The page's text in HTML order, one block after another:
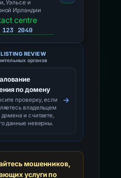
Уэльсе и
Ирландии
centre
123 2040
REVIEW
органов
по домену
проверку, если
владельцем
домена и считаете,
данные неверны.
мошенников,
услуги по